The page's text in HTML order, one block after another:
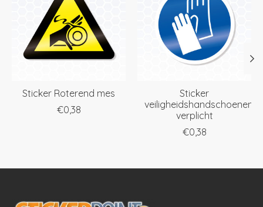
Sticker Roterend mes
€0,38
Sticker
veiligheidshandschoenen
verplicht
€0,38